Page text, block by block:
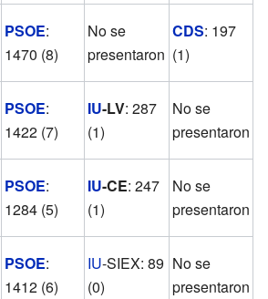
PSOE:
1470 (8)
No se
presentaron
CDS: 197
(1)
PSOE:
1422 (7)
IU-LV: 287
(1)
No se
presentaron
PSOE:
1284 (5)
IU-CE: 247
(1)
No se
presentaron
PSOE:
1412 (6)
IU-SIEX: 89
(0)
No se
presentaron